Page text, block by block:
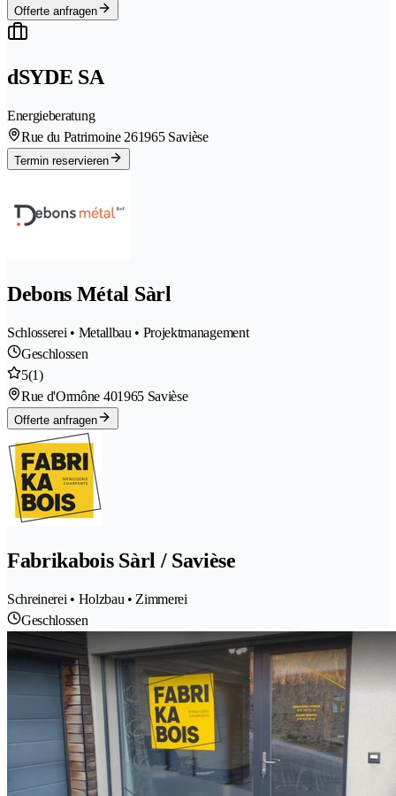
Offerte anfragen
dSYDE SA
Energieberatung
Rue du Patrimoine 261965 Savièse
Termin reservieren
Debons Métal Sàrl
Schlosserei • Metallbau • Projektmanagement
Geschlossen
5(1)
Rue d'Ormône 401965 Savièse
Offerte anfragen
Fabrikabois Sàrl / Savièse
Schreinerei • Holzbau • Zimmerei
Geschlossen